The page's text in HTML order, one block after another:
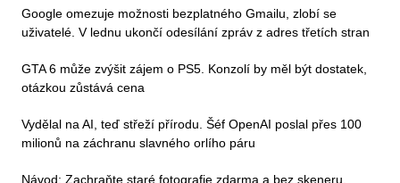
Google omezuje možnosti bezplatného Gmailu, zlobí se
uživatelé. V lednu ukončí odesílání zpráv z adres třetích stran
GTA 6 může zvýšit zájem o PS5. Konzolí by měl být dostatek,
otázkou zůstává cena
Vydělal na AI, teď střeží přírodu. Šéf OpenAI poslal přes 100
milionů na záchranu slavného orlího páru
Návod: Zachraňte staré fotografie zdarma a bez skeneru.